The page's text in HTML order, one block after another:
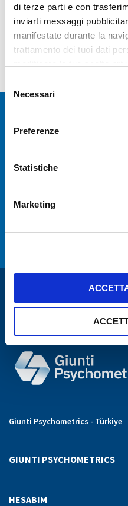
di terze parti e con
inviarti messaggi
manifestate durante la
trattamento dei tuoi dati
tramite la “X” prosegui la
profilazione. Selezionando
consenso alla profilazione
nellapagina dedicati ai
delNecessari
Preferenze
Statistiche
Marketing
seçenekleri: Manuel
Gelişmelerden
Giunti Psychometrics - Türkiye
GIUNTI PSYCHOMETRICS
HESABIM